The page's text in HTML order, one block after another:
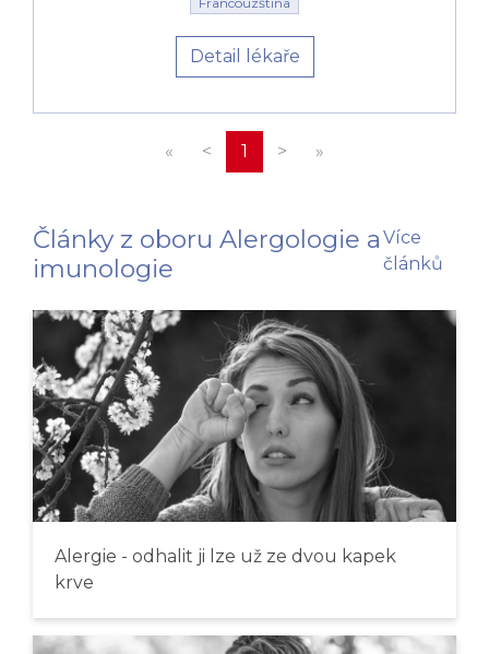
Detail lékaře
« < 1 > »
Články z oboru Alergologie a
imunologie
Více
článků
Alergie - odhalit ji lze už ze dvou kapek
krve